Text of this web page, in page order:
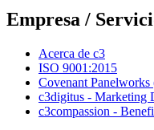
Empresa /
Acerca de c3
ISO 9001:2015
Covenant
c3digitus - Marketing
c3compassion -